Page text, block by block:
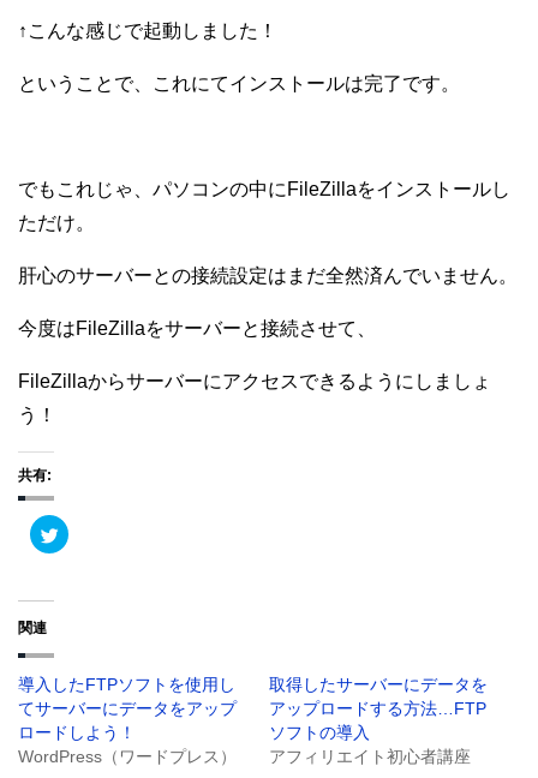
↑こんな感じで起動しました！
ということで、これにてインストールは完了です。
でもこれじゃ、パソコンの中にFileZillaをインストールし
ただけ。
肝心のサーバーとの接続設定はまだ全然済んでいません。
今度はFileZillaをサーバーと接続させて、
FileZillaからサーバーにアクセスできるようにしましょ
う！
共有:
ク
リ
e
r
で
共
有
(
関連
導入したFTPソフトを使用し
てサーバーにデータをアップ
ロードしよう！
WordPress（ワードプレス）
取得したサーバーにデータを
アップロードする方法…FTP
ソフトの導入
アフィリエイト初心者講座